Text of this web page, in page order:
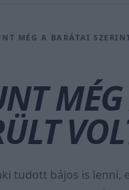
MÉG A BARÁTAI
tudott bájos is